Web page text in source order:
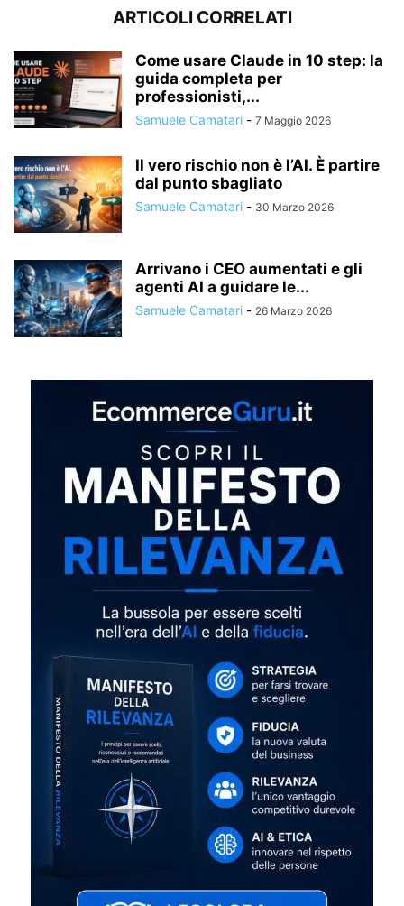
ARTICOLI CORRELATI
Come usare Claude in 10 step: la
guida completa per
professionisti,...
Samuele Camatari - 7 Maggio 2026
Il vero rischio non è l’AI. È partire
dal punto sbagliato
Samuele Camatari - 30 Marzo 2026
Arrivano i CEO aumentati e gli
agenti AI a guidare le...
Samuele Camatari - 26 Marzo 2026